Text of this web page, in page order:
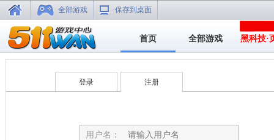
全部游戏 保存到桌面
首页 全部游戏 黑科技·
登录 注册
用户名：